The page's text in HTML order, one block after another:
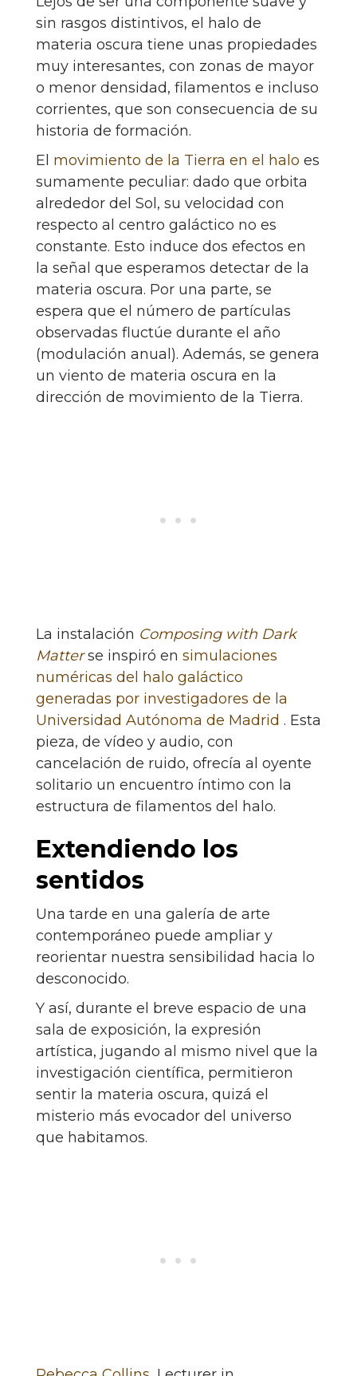
sin rasgos distintivos, el halo de
materia oscura tiene unas propiedades
muy interesantes, con zonas de mayor
o menor densidad, filamentos e incluso
corrientes, que son consecuencia de su
historia de formación.
El movimiento de la Tierra en el halo es
sumamente peculiar: dado que orbita
alrededor del Sol, su velocidad con
respecto al centro galáctico no es
constante. Esto induce dos efectos en
la señal que esperamos detectar de la
materia oscura. Por una parte, se
espera que el número de partículas
observadas fluctúe durante el año
(modulación anual). Además, se genera
un viento de materia oscura en la
dirección de movimiento de la Tierra.
La instalación Composing with Dark
Matterse inspiró en simulaciones
numéricas del halo galáctico
generadas por investigadores de la
Universidad Autónoma de Madrid . Esta
pieza, de vídeo y audio, con
cancelación de ruido, ofrecía al oyente
solitario un encuentro íntimo con la
estructura de filamentos del halo.
Extendiendo los
sentidos
Una tarde en una galería de arte
contemporáneo puede ampliar y
reorientar nuestra sensibilidad hacia lo
desconocido.
Y así, durante el breve espacio de una
sala de exposición, la expresión
artística, jugando al mismo nivel que la
investigación científica, permitieron
sentir la materia oscura, quizá el
misterio más evocador del universo
que habitamos.